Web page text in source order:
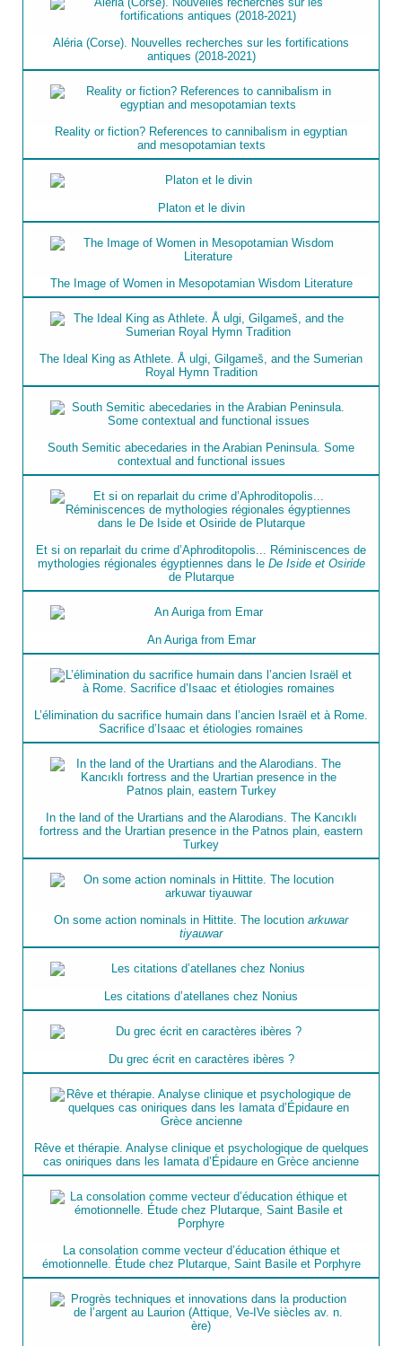
Aléria (Corse). Nouvelles recherches sur les fortifications
antiques (2018-2021)
Reality or fiction? References to cannibalism in egyptian
and mesopotamian texts
Platon et le divin
The Image of Women in Mesopotamian Wisdom Literature
The Ideal King as Athlete. Å ulgi, Gilgameš, and the Sumerian
Royal Hymn Tradition
South Semitic abecedaries in the Arabian Peninsula. Some
contextual and functional issues
Et si on reparlait du crime d’Aphroditopolis... Réminiscences de
mythologies régionales égyptiennes dans le De Iside et Osiride
de Plutarque
An Auriga from Emar
L’élimination du sacrifice humain dans l’ancien Israël et à Rome.
Sacrifice d’Isaac et étiologies romaines
In the land of the Urartians and the Alarodians. The Kancıklı
fortress and the Urartian presence in the Patnos plain, eastern
Turkey
On some action nominals in Hittite. The locution arkuwar
tiyauwar
Les citations d’atellanes chez Nonius
Du grec écrit en caractères ibères ?
Rêve et thérapie. Analyse clinique et psychologique de quelques
cas oniriques dans les Iamata d’Épidaure en Grèce ancienne
La consolation comme vecteur d’éducation éthique et
émotionnelle. Étude chez Plutarque, Saint Basile et Porphyre